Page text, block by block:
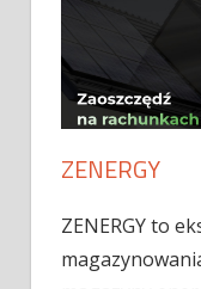
ZENERGY
ZENERGY to